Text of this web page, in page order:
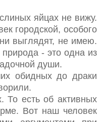
яйцах не вижу.
городской, особого
выглядят, не имею.
- это одна из
души.
обидных до драки
То есть об активных
Вот наш человек